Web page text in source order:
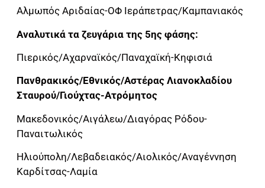
Αλμωπός Αριδαίας-ΟΦ Ιεράπετρας/Καμπανιακός
Αναλυτικά τα ζευγάρια της 5ης φάσης:
Πιερικός/Αχαρναϊκός/Παναχαϊκή-Κηφισιά
Πανθρακικός/Εθνικός/Αστέρας Λιανοκλαδίου
Σταυρού/Γιούχτας-Ατρόμητος
Μακεδονικός/Αιγάλεω/Διαγόρας Ρόδου-
Παναιτωλικός
Ηλιούπολη/Λεβαδειακός/Αιολικός/Αναγέννηση
Καρδίτσας-Λαμία